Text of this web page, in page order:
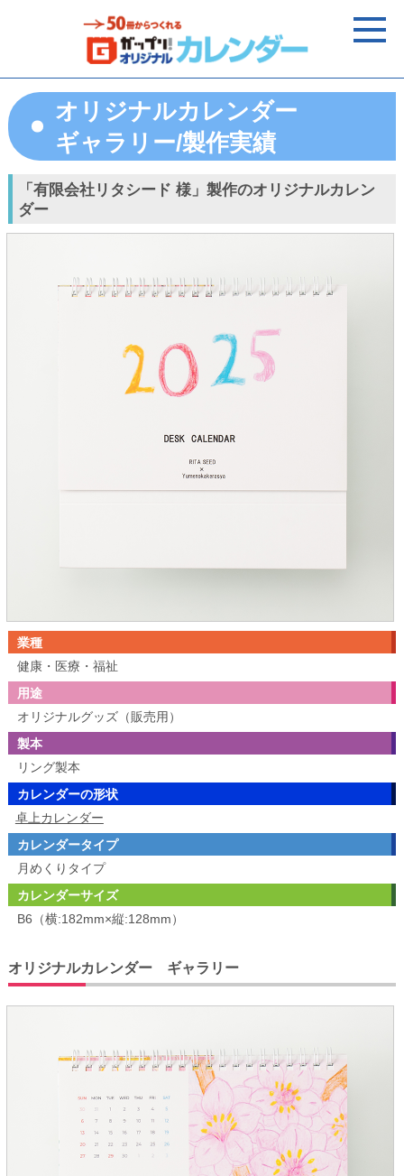
オリジナルカレンダー
ギャラリー/製作実績
「有限会社リタシード 様」製作のオリジナルカレン
ダー
業種
健康・医療・福祉
用途
オリジナルグッズ（販売用）
製本
リング製本
カレンダーの形状
卓上カレンダー
カレンダータイプ
月めくりタイプ
カレンダーサイズ
B6（横:182mm×縦:128mm）
オリジナルカレンダー ギャラリー